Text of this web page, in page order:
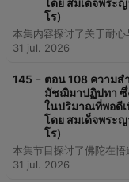
โดย สมเด็จพระ
โร)
31 jul. 2026
145 - ตอน 108 ความส
มัชฌิมาปฏิปทา ซึ่
ในปริมาณที่พอดีเ
โดย สมเด็จพระ
โร)
31 jul. 2026